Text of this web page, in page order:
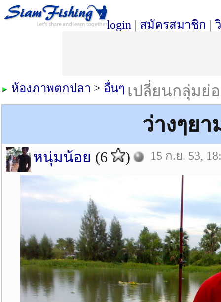
login | สมัครสมาชิก |
เปลี่ยนกลุ่มย่
ห้องภาพตกปลา > อื่นๆ
ว่างๆยา
หนุ่มน้อย (6 ) 15 ก.ย. 53,